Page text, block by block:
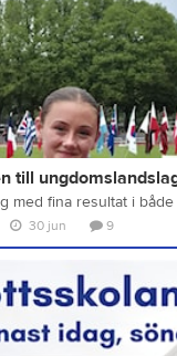
till
30 jun 9